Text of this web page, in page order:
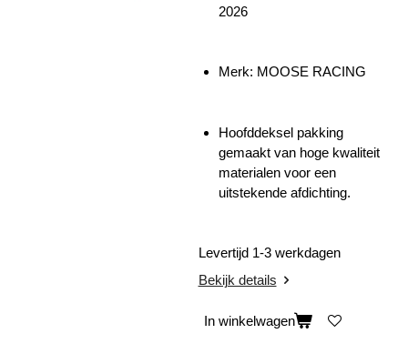
2026
Merk: MOOSE RACING
Hoofddeksel pakking
gemaakt van hoge kwaliteit
materialen voor een
uitstekende afdichting.
Levertijd 1-3 werkdagen
Bekijk details
In winkelwagen